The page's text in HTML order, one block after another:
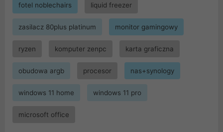
fotel noblechairs liquid freezer
zasilacz 80plus platinum monitor gamingowy
ryzen komputer zenpc karta graficzna
obudowa argb procesor nas+synology
windows 11 home windows 11 pro
microsoft office